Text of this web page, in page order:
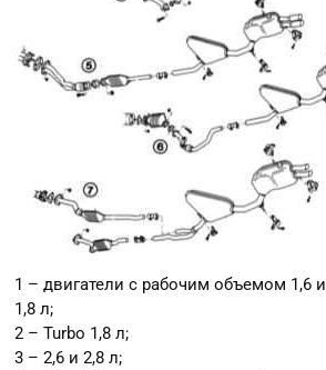
1 – двигатели с рабочим объемом 1,6 и
1,8 л;
2 – Turbo 1,8 л;
3 – 2,6 и 2,8 л;